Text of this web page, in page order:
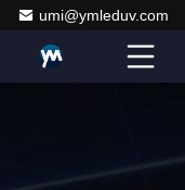
umi@ymleduv.com